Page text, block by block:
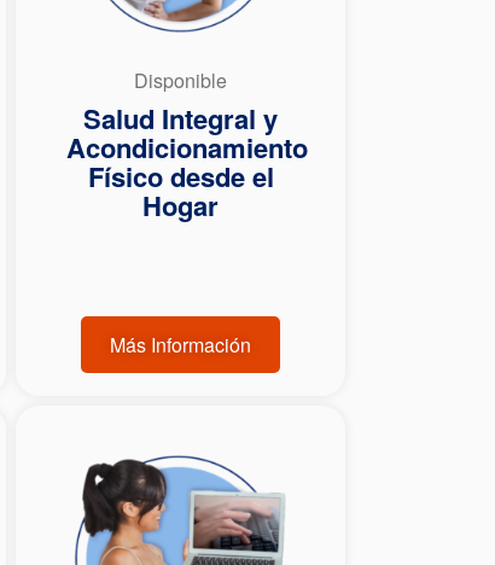
Disponible
Salud Integral y
Acondicionamiento
Físico desde el
Hogar
Más Información